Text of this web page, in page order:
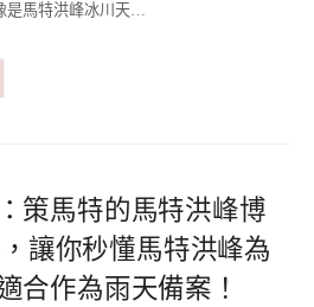
是馬特洪峰冰川天…
策馬特的馬特洪峰博
讓你秒懂馬特洪峰為
合作為雨天備案！